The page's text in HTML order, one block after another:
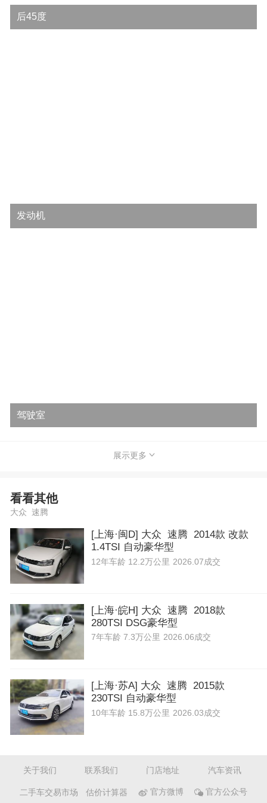
后45度
发动机
驾驶室
展示更多
看看其他
大众 速腾
[上海·闽D] 大众 速腾 2014款 改款
1.4TSI 自动豪华型
12年车龄 12.2万公里 2026.07成交
[上海·皖H] 大众 速腾 2018款
280TSI DSG豪华型
7年车龄 7.3万公里 2026.06成交
[上海·苏A] 大众 速腾 2015款
230TSI 自动豪华型
10年车龄 15.8万公里 2026.03成交
关于我们 联系我们 门店地址 汽车资讯
二手车交易市场 估价计算器 官方微博 官方公众号